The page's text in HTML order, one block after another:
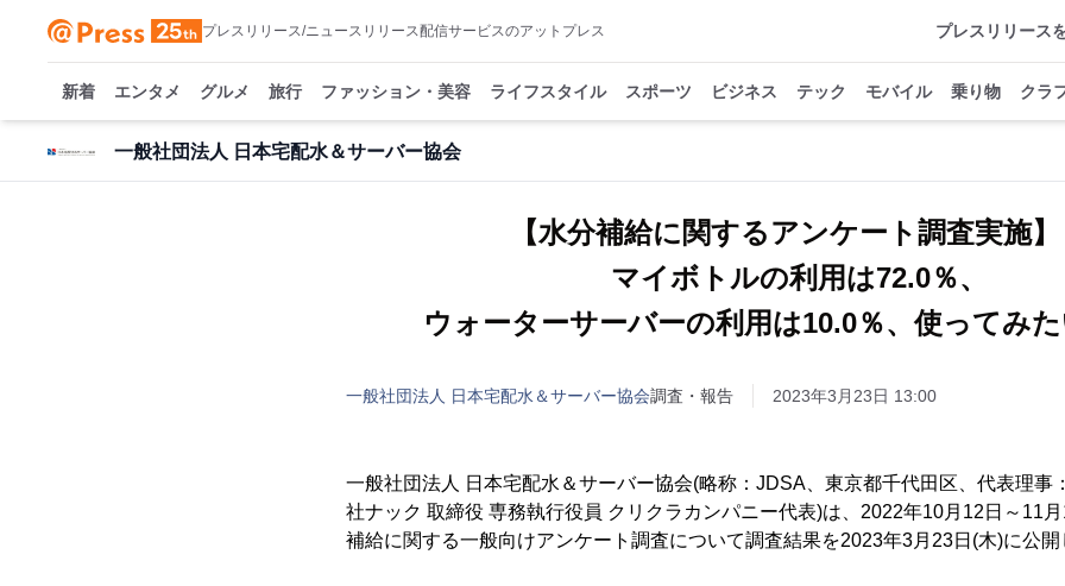
プレスリリース/ニュースリリース配信サービスのアットプレス プレスリリース
新着 エンタメ グルメ 旅行 ファッション・美容 ライフスタイル スポーツ ビジネス テック モバイル 乗り物 クラ
一般社団法人 日本宅配水＆サーバー協会
【水分補給に関するアンケート調査実施
マイボトルの利用は72.0％、
ウォーターサーバーの利用は10.0％、使ってみ
一般社団法人 日本宅配水＆サーバー協会調査・報告 2023年3月23日 13:00
一般社団法人 日本宅配水＆サーバー協会(略称：JDSA、東京都千代田区、代表理事
社ナック 取締役 専務執行役員 クリクラカンパニー代表)は、2022年10月12日～11
補給に関する一般向けアンケート調査について調査結果を2023年3月23日(木)に公開